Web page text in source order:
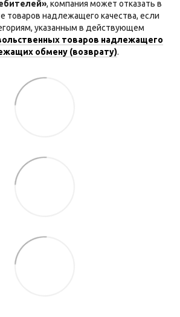
, компания может отказать в
товаров надлежащего качества, если
указанным в действующем
товаров надлежащего
обмену (возврату).